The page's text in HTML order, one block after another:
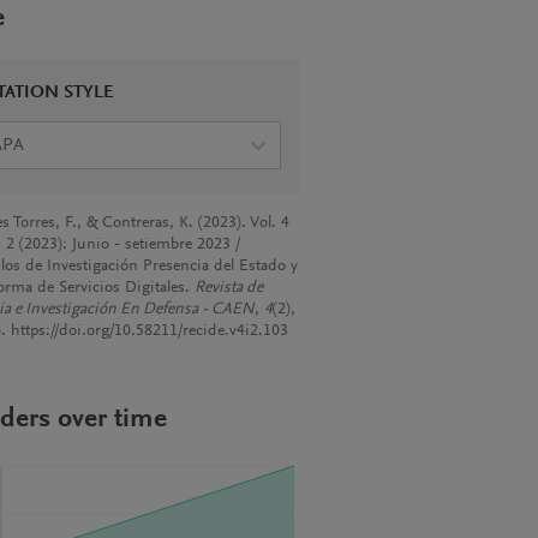
STYLE
Torres, F., & Contreras, K. (2023). Vol. 4
(2023): Junio - setiembre 2023 /
de Investigación Presencia del Estado y
de Servicios Digitales. Revista de
e Investigación En Defensa - CAEN, 4(2),
https://doi.org/10.58211/recide.v4i2.103
over time